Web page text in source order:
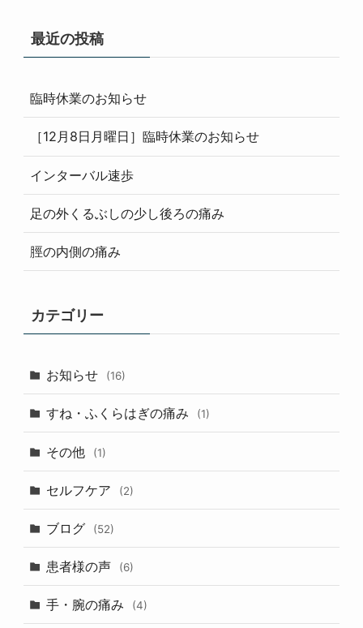
最近の投稿
臨時休業のお知らせ
［12月8日月曜日］臨時休業のお知らせ
インターバル速歩
足の外くるぶしの少し後ろの痛み
脛の内側の痛み
カテゴリー
お知らせ (16)
すね・ふくらはぎの痛み (1)
その他 (1)
セルフケア (2)
ブログ (52)
患者様の声 (6)
手・腕の痛み (4)